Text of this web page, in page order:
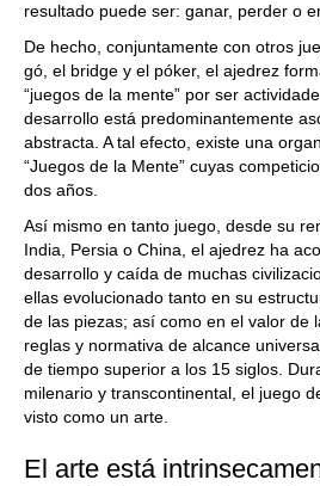
resultado puede ser: ganar, perder o
De hecho, conjuntamente con otros
gó, el bridge y el póker, el ajedrez
“juegos de la mente” por ser
desarrollo está predominantemente
abstracta. A tal efecto, existe una
“Juegos de la Mente” cuyas
dos años.
Así mismo en tanto juego, desde su
India, Persia o China, el ajedrez ha
desarrollo y caída de muchas
ellas evolucionado tanto en su
de las piezas; así como en el valor de
reglas y normativa de alcance
de tiempo superior a los 15 siglos.
milenario y transcontinental, el juego
visto como un arte.
El arte está